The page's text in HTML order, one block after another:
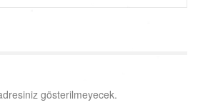
gösterilmeyecek.